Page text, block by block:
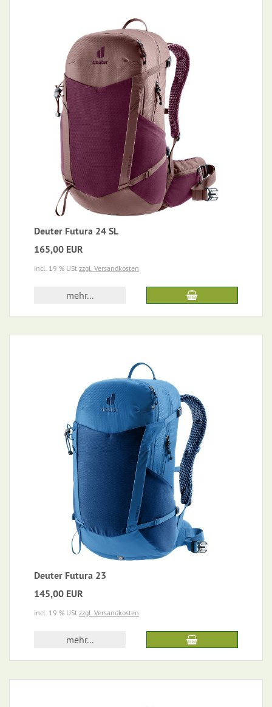
Deuter Futura 24 SL
165,00 EUR
incl. 19 % USt zzgl. Versandkosten
mehr...
Deuter Futura 23
145,00 EUR
incl. 19 % USt zzgl. Versandkosten
mehr...